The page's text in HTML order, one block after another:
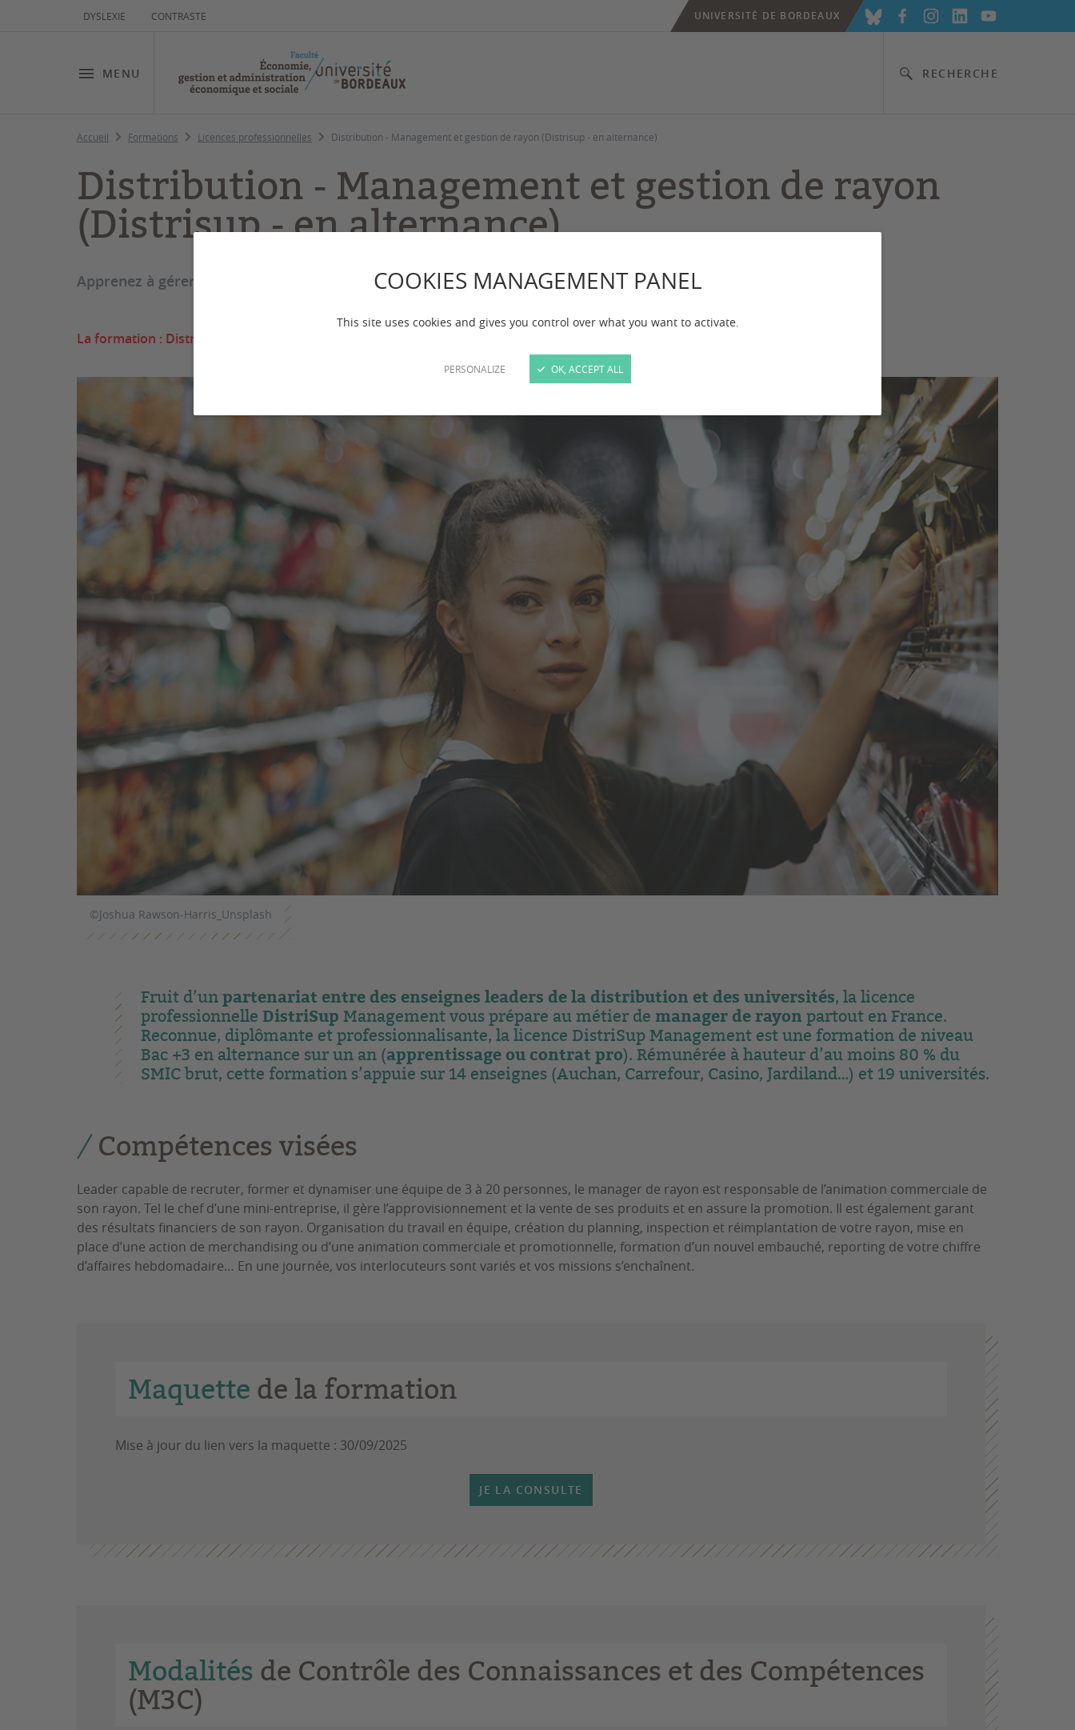
COOKIES MANAGEMENT PANEL
This site uses cookies and gives you control over what you want to activate.
PERSONALIZE OK, ACCEPT ALL
DYSLEXIE CONTRASTE
MENU RECHERCHE
UNIVERSITÉ DE BORDEAUX
Accueil Formations Licences professionnelles Distribution - Management et gestion de rayon (Distrisup - en alternance)
Distribution - Management et gestion de rayon
(Distrisup - en alternance)
Apprenez à gérer votre rayon comme une entreprise performante.
La formation : Distribution - Management et gestion de rayon ne sera pas ouverte à la rentrée 2026-2027.
©Joshua Rawson-Harris_Unsplash
Fruit d’unpartenariat entre des enseignes leaders de la distribution et des universités, la licence
professionnelle DistriSup Management vous prépare au métier de manager de rayon partout en France.
Reconnue, diplômante et professionnalisante, la licence DistriSup Management est une formation de niveau
Bac +3 en alternance sur un an (apprentissage ou contrat pro). Rémunérée à hauteur d’au moins 80 % du
SMIC brut, cette formation s’appuie sur 14 enseignes (Auchan, Carrefour, Casino, Jardiland…) et 19 universités.
Compétences visées
Leader capable de recruter, former et dynamiser une équipe de 3 à 20 personnes, le manager de rayon est responsable de l’animation commerciale de
son rayon. Tel le chef d’une mini-entreprise, il gère l’approvisionnement et la vente de ses produits et en assure la promotion. Il est également garant
des résultats financiers de son rayon. Organisation du travail en équipe, création du planning, inspection et réimplantation de votre rayon, mise en
place d’une action de merchandising ou d’une animation commerciale et promotionnelle, formation d’un nouvel embauché, reporting de votre chiffre
d’affaires hebdomadaire… En une journée, vos interlocuteurs sont variés et vos missions s’enchaînent.
Maquette de la formation
Mise à jour du lien vers la maquette : 30/09/2025
JE LA CONSULTE
Modalités de Contrôle des Connaissances et des Compétences
(M3C)